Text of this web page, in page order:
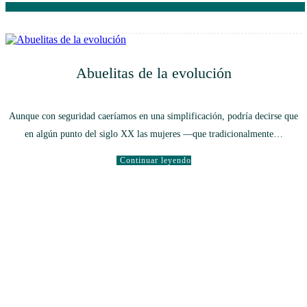
Abuelitas de la evolución
Aunque con seguridad caeríamos en una simplificación, podría decirse que
en algún punto del siglo XX las mujeres —que tradicionalmente…
Continuar leyendo